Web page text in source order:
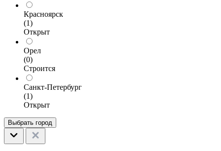
Красноярск
(1)
Открыт
Орел
(0)
Строится
Санкт-Петербург
(1)
Открыт
Выбрать город